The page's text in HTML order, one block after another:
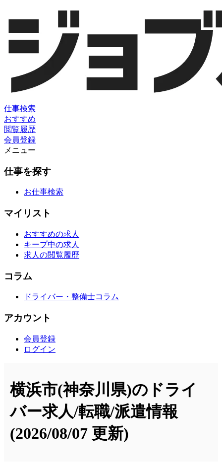
仕事検索
おすすめ
閲覧履歴
会員登録
メニュー
仕事を探す
お仕事検索
マイリスト
おすすめの求人
キープ中の求人
求人の閲覧履歴
コラム
ドライバー・整備士コラム
アカウント
会員登録
ログイン
横浜市(神奈川県)のドライ
バー求人/転職/派遣情報
(2026/08/07 更新)